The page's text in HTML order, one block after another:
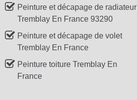
Peinture et décapage de radiateur
Tremblay En France 93290
Peinture et décapage de volet
Tremblay En France
Peinture toiture Tremblay En
France